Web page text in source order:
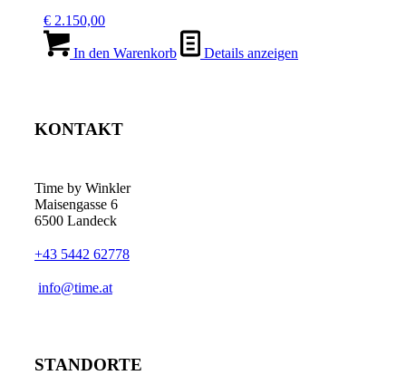
€ 2.150,00
In den Warenkorb Details anzeigen
KONTAKT
Time by Winkler
Maisengasse 6
6500 Landeck
+43 5442 62778
­info@time.at
STANDORTE